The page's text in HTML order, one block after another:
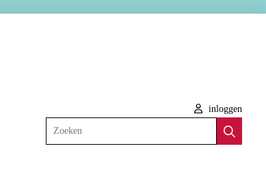
inloggen
Zoeken